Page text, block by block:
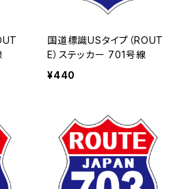
国道標識USタイプ（ROUT
E）ステッカー 701号線
¥440